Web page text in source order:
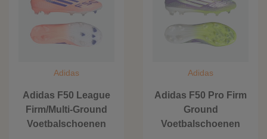
Adidas
Adidas F50 League
Firm/Multi-Ground
Voetbalschoenen
Adidas
Adidas F50 Pro Firm
Ground
Voetbalschoenen